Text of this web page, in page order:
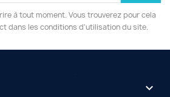
à tout moment. Vous trouverez pour cela
dans les conditions d'utilisation du site.
